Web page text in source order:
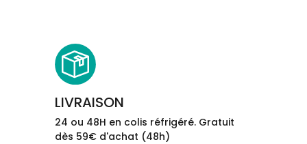
LIVRAISON
24 ou 48H en colis réfrigéré. Gratuit
dès 59€ d'achat (48h)